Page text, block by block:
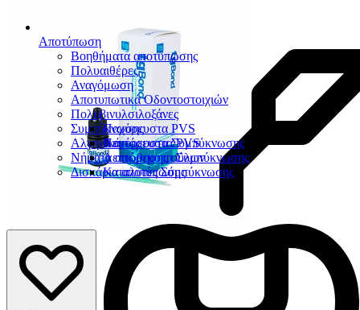
Αποτύπωση
Βοηθήματα αποτύπωσης
Πολυαιθέρες
Αναγόμωση
Αποτυπωτικά Οδοντοστοιχιών
Πολυβινυλσιλοξάνες
Παχύρευστα PVS
Λεπτόρευστα PVS
Συμπύκνωσης
Παχύρευστα Συμπύκνωσης
Λεπτόρευστα Συμπύκνωσης
Καταλύτες Σύμπύκνωσης
Αλγηνικά
Νήματα απώθησης ούλων
Δισκάρια αποτύπωσης